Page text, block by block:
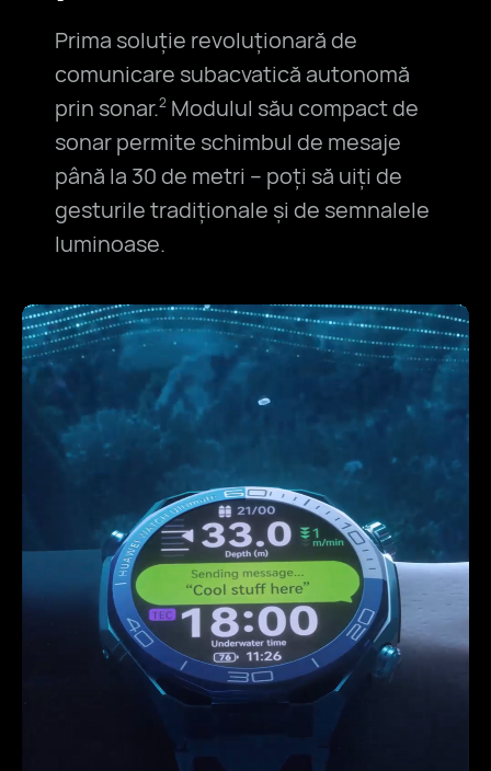
Prima soluție revoluționară de
comunicare subacvatică autonomă
prin sonar.2Modulul său compact de
sonar permite schimbul de mesaje
până la 30 de metri – poți să uiți de
gesturile tradiționale și de semnalele
luminoase.